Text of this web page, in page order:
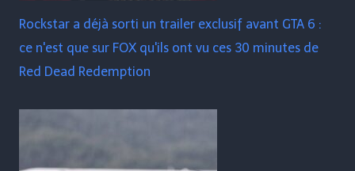
Rockstar a déjà sorti un trailer exclusif avant GTA 6 :
ce n'est que sur FOX qu'ils ont vu ces 30 minutes de
Red Dead Redemption